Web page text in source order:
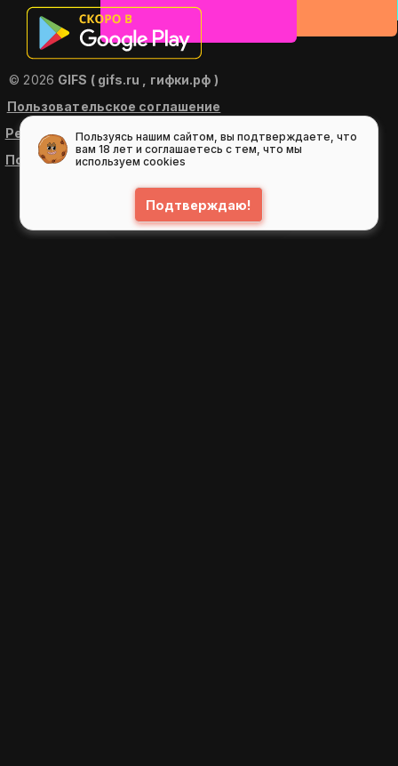
© 2026 GIFS ( gifs.ru , гифки.рф )
Пользовательское соглашение
Рекомендательные технологии
Политика конфиденциальности
Пользуясь нашим сайтом, вы подтверждаете, что
вам 18 лет и соглашаетесь с тем, что мы
используем cookies
Подтверждаю!